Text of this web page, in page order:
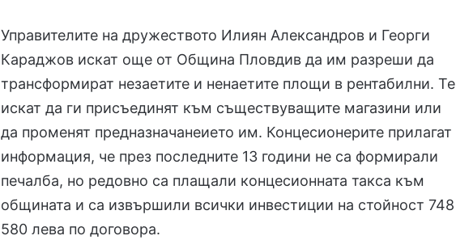
Управителите на дружеството Илиян Александров и Георги
Караджов искат още от Община Пловдив да им разреши да
трансформират незаетите и ненаетите площи в рентабилни. Те
искат да ги присъединят към съществуващите магазини или
да променят предназначанеието им. Концесионерите прилагат
информация, че през последните 13 години не са формирали
печалба, но редовно са плащали концесионната такса към
общината и са извършили всички инвестиции на стойност 748
580 лева по договора.